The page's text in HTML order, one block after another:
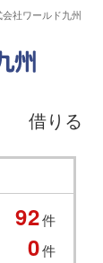
社ワールド九州
借りる
92件
0件